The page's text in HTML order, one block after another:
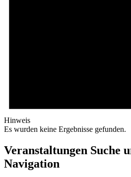
Hinweis
Es wurden keine Ergebnisse gefunden.
Veranstaltungen Suche
Navigation